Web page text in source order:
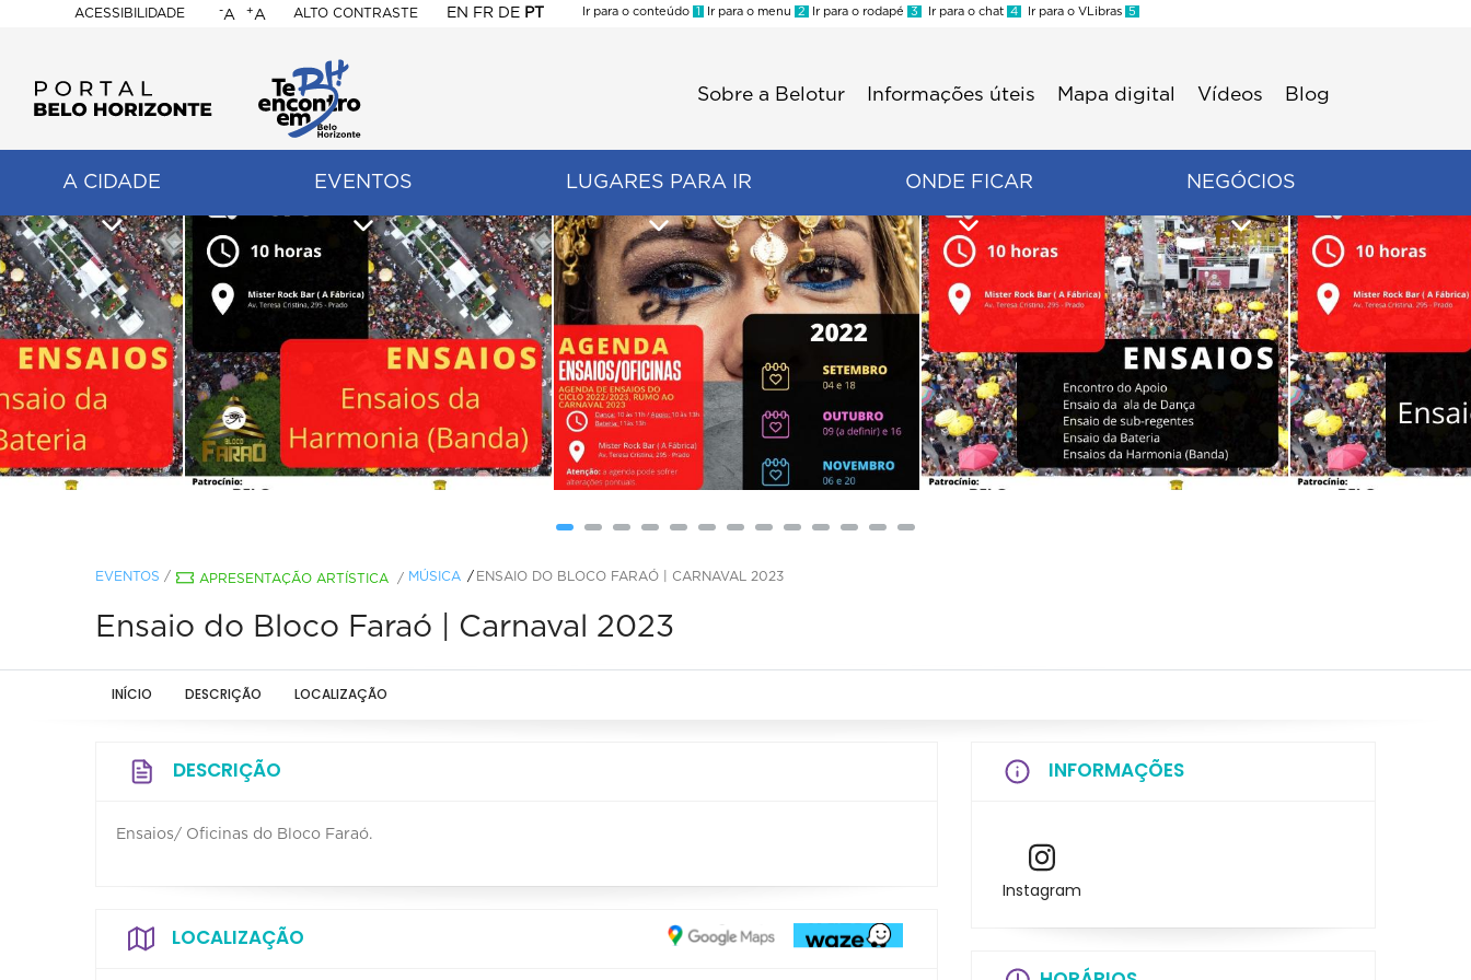
ACESSIBILIDADE
BELO
HORIZONTE
-A +A ALTO CONTRASTE EN FR DE PT
Ir para o conteúdo 1 Ir para o menu 2 Ir para o rodapé 3 Ir para o chat 4 Ir para o VLibras 5
Sobre a Belotur Informações úteis Mapa digital Vídeos Blog
A CIDADE EVENTOS LUGARES PARA IR ONDE FICAR NEGÓCIOS
EVENTOS / APRESENTAÇÃO ARTÍSTICA / MÚSICA ENSAIO DO BLOCO FARAÓ | CARNAVAL 2023
Ensaio do Bloco Faraó | Carnaval 2023
INÍCIO DESCRIÇÃO LOCALIZAÇÃO
DESCRIÇÃO
Ensaios/ Oficinas do Bloco Faraó.
LOCALIZAÇÃO
INFORMAÇÕES
Instagram